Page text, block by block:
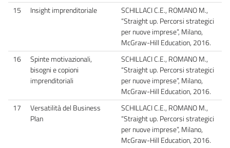
15
Insight imprenditoriale
SCHILLACI C.E., ROMANO M.,
“Straight up. Percorsi strategici
per nuove imprese”, Milano,
McGraw-Hill Education, 2016.
16
Spinte motivazionali,
bisogni e copioni
imprenditoriali
SCHILLACI C.E., ROMANO M.,
“Straight up. Percorsi strategici
per nuove imprese”, Milano,
McGraw-Hill Education, 2016.
17
Versatilità del Business
Plan
SCHILLACI C.E., ROMANO M.,
“Straight up. Percorsi strategici
per nuove imprese”, Milano,
McGraw-Hill Education, 2016.